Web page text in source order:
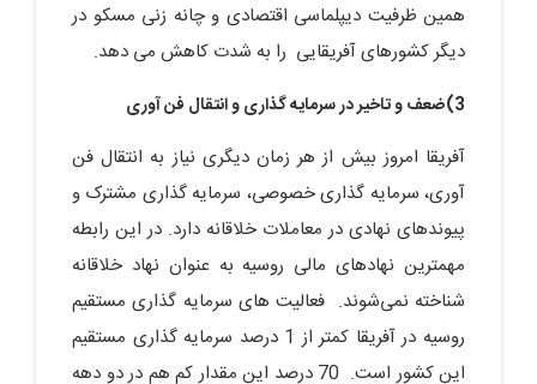
همین ظرفیت دیپلماسی اقتصادی و چانه زنی مسکو در
دیگر کشورهای آفریقایی را به شدت کاهش می دهد.
3)ضعف و تاخیر در سرمایه گذاری و انتقال فن آوری
آفریقا امروز بیش از هر زمان دیگری نیاز به انتقال فن
آوری، سرمایه گذاری خصوصی، سرمایه گذاری مشترک و
پیوندهای نهادی در معاملات خلاقانه دارد. در این رابطه
مهمترین نهادهای مالی روسیه به عنوان نهاد خلاقانه
شناخته نمی‌شوند. فعالیت های سرمایه گذاری مستقیم
روسیه در آفریقا کمتر از 1 درصد سرمایه گذاری مستقیم
این کشور است. 70 درصد این مقدار کم هم در دو دهه